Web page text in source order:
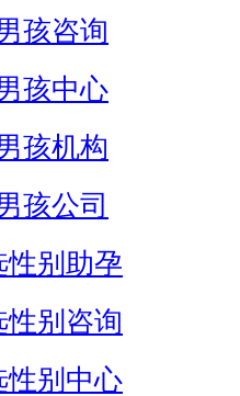
孩咨询
孩中心
孩机构
孩公司
性别助孕
别咨询
性别中心